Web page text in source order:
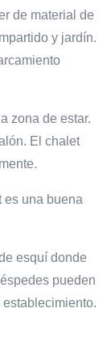
de material de
y jardín.
zona de estar.
El chalet
es una buena
esquí donde
pueden